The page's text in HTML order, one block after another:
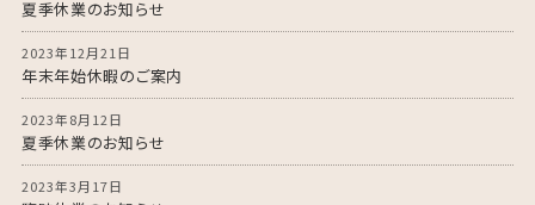
夏季休業のお知らせ
2023年12月21日
年末年始休暇のご案内
2023年8月12日
夏季休業のお知らせ
2023年3月17日